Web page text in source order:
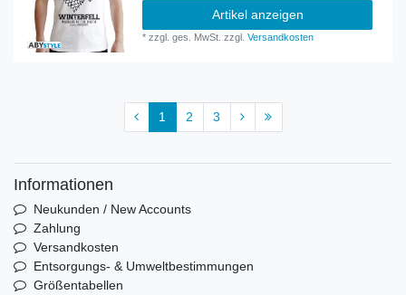
Artikel anzeigen
*zzgl. ges. MwSt. zzgl.Versandkosten
1 2 3
Informationen
Neukunden / New Accounts
Zahlung
Versandkosten
Entsorgungs- & Umweltbestimmungen
Größentabellen